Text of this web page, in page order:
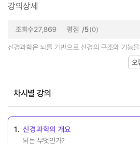
강의상세
조회수27,869 평점 /5(0)
신경과학은 뇌를 기반으로 신경의 구조와 기능
오
차시별 강의
1. 신경과학의 개요
뇌는 무엇인가?